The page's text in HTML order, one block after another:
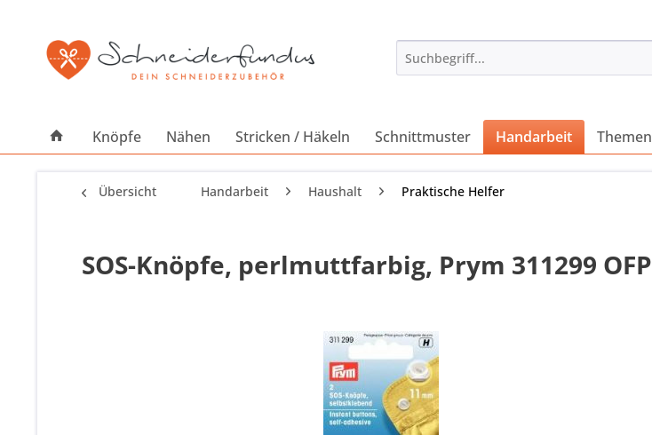
Knöpfe Nähen Stricken / Häkeln Schnittmuster Handarbeit Themen
Übersicht Handarbeit Haushalt Praktische Helfer
SOS-Knöpfe, perlmuttfarbig, Prym 311299 OFP